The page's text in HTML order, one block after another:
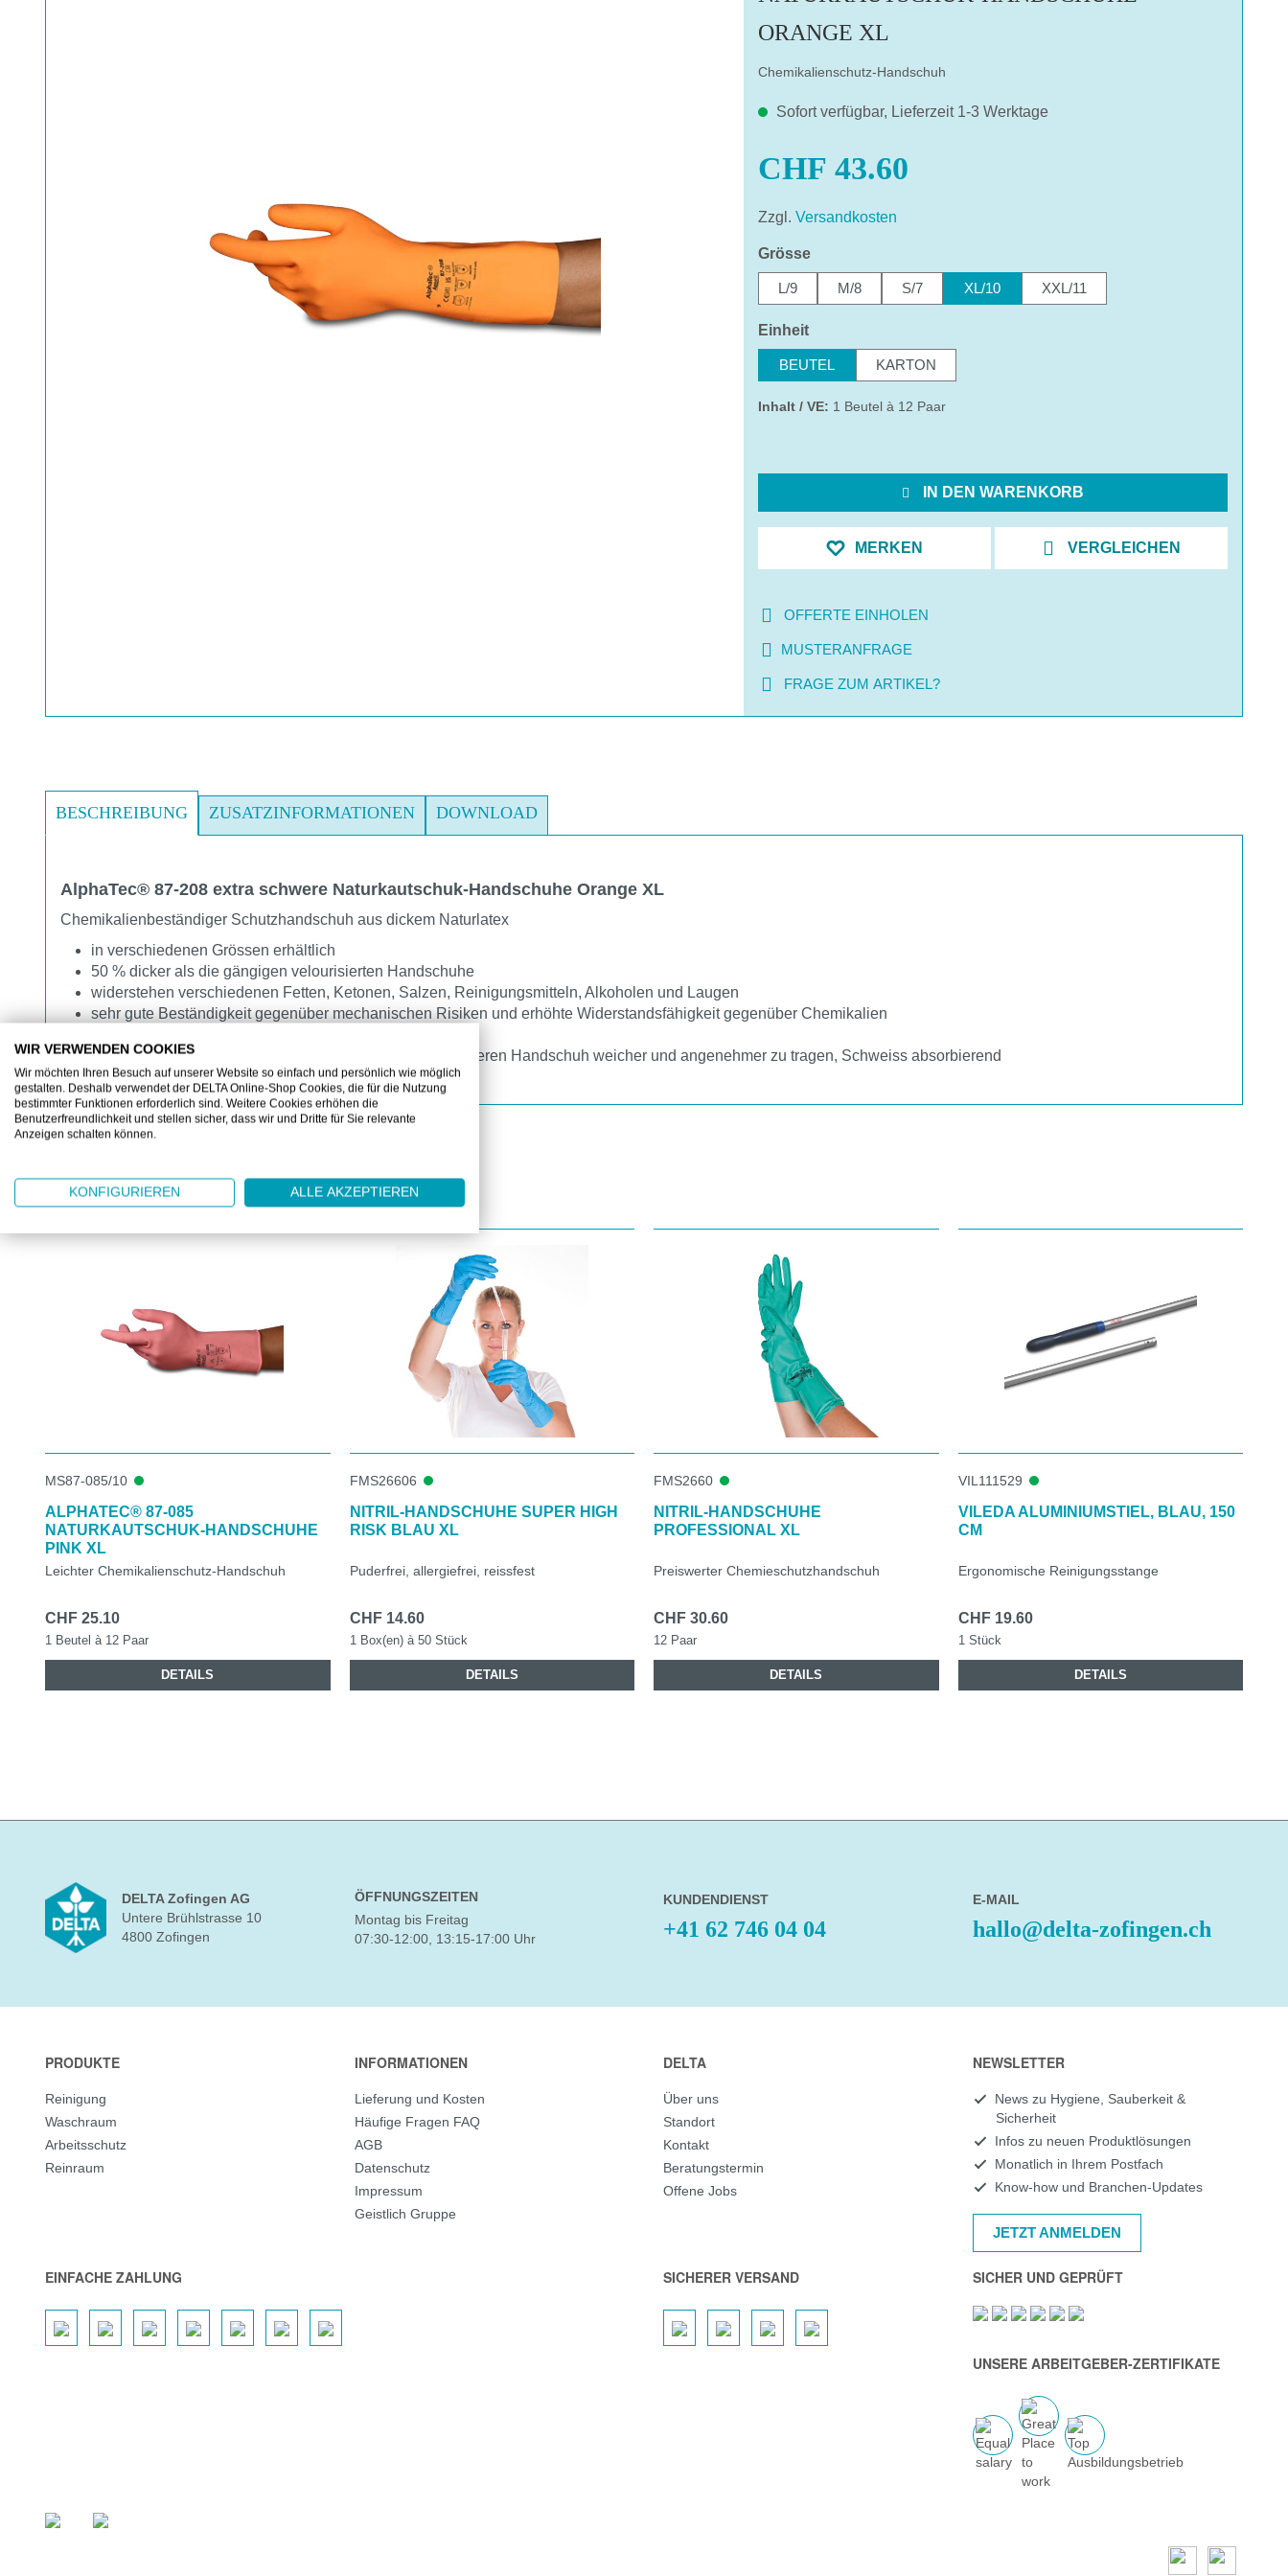
ORANGE XL
Chemikalienschutz-Handschuh
Sofort verfügbar, Lieferzeit 1-3 Werktage
CHF 43.60
Zzgl. Versandkosten
Grösseauswählen
L/9 M/8 S/7 XL/10 XXL/11
Einheitauswählen
BEUTEL KARTON
Inhalt / VE: 1 Beutel à 12 Paar
IN DEN WARENKORB
MERKEN VERGLEICHEN
OFFERTE EINHOLEN
MUSTERANFRAGE
FRAGE ZUM ARTIKEL?
BESCHREIBUNG ZUSATZINFORMATIONEN DOWNLOAD
AlphaTec® 87-208 extra schwere Naturkautschuk-Handschuhe Orange XL
Chemikalienbeständiger Schutzhandschuh aus dickem Naturlatex
in verschiedenen Grössen erhältlich
50 % dicker als die gängigen velourisierten Handschuhe
widerstehen verschiedenen Fetten, Ketonen, Salzen, Reinigungsmitteln, Alkoholen und Laugen
sehr gute Beständigkeit gegenüber mechanischen Risiken und erhöhte Widerstandsfähigkeit gegenüber Chemikalien
Velourisierung aus 100 % Baumwolle, macht einen schweren Handschuh weicher und angenehmer zu tragen, Schweiss absorbierend
KUNDEN KAUFTEN AUCH
Produktgalerie überspringen
MS87-085/10
ALPHATEC® 87-085
NATURKAUTSCHUK-HANDSCHUHE
PINK XL
Leichter Chemikalienschutz-Handschuh
CHF 25.10
1 Beutel à 12 Paar
DETAILS
FMS26606
NITRIL-HANDSCHUHE SUPER HIGH
RISK BLAU XL
Puderfrei, allergiefrei, reissfest
CHF 14.60
1 Box(en) à 50 Stück
DETAILS
FMS2660
NITRIL-HANDSCHUHE
PROFESSIONAL XL
Preiswerter Chemieschutzhandschuh
CHF 30.60
12 Paar
DETAILS
VIL111529
VILEDA ALUMINIUMSTIEL, BLAU, 150
CM
Ergonomische Reinigungsstange
CHF 19.60
1 Stück
DETAILS
DELTA Zofingen AG
Untere Brühlstrasse 10
4800 Zofingen
ÖFFNUNGSZEITEN
Montag bis Freitag
07:30-12:00, 13:15-17:00 Uhr
KUNDENDIENST
+41 62 746 04 04
E-MAIL
hallo@delta-zofingen.ch
PRODUKTE
Reinigung
Waschraum
Arbeitsschutz
Reinraum
INFORMATIONEN
Lieferung und Kosten
Häufige Fragen FAQ
AGB
Datenschutz
Impressum
Geistlich Gruppe
DELTA
Über uns
Standort
Kontakt
Beratungstermin
Offene Jobs
NEWSLETTER
News zu Hygiene, Sauberkeit &
Sicherheit
Infos zu neuen Produktlösungen
Monatlich in Ihrem Postfach
Know-how und Branchen-Updates
JETZT ANMELDEN
EINFACHE ZAHLUNG SICHERER VERSAND SICHER UND GEPRÜFT
UNSERE ARBEITGEBER-ZERTIFIKATE
WIR VERWENDEN COOKIES
Wir möchten Ihren Besuch auf unserer Website so einfach und persönlich wie möglich
gestalten. Deshalb verwendet der DELTA Online-Shop Cookies, die für die Nutzung
bestimmter Funktionen erforderlich sind. Weitere Cookies erhöhen die
Benutzerfreundlichkeit und stellen sicher, dass wir und Dritte für Sie relevante
Anzeigen schalten können.
KONFIGURIEREN ALLE AKZEPTIEREN